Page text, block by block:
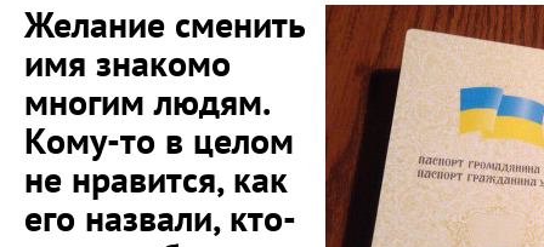
Желание сменить
имя знакомо
многим людям.
Кому-то в целом
не нравится, как
его назвали, кто-